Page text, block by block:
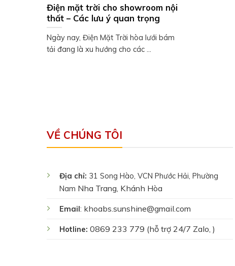
Điện mặt trời cho showroom nội
thất – Các lưu ý quan trọng
Ngày nay, Điện Mặt Trời hòa lưới bám
tải đang là xu hướng cho các ...
VỀ CHÚNG TÔI
Địa chỉ: 31 Song Hào, VCN Phước Hải, Phường
Nam Nha Trang, Khánh Hòa
Email: khoabs.sunshine@gmail.com
Hotline: 0869 233 779 (hỗ trợ 24/7 Zalo, )